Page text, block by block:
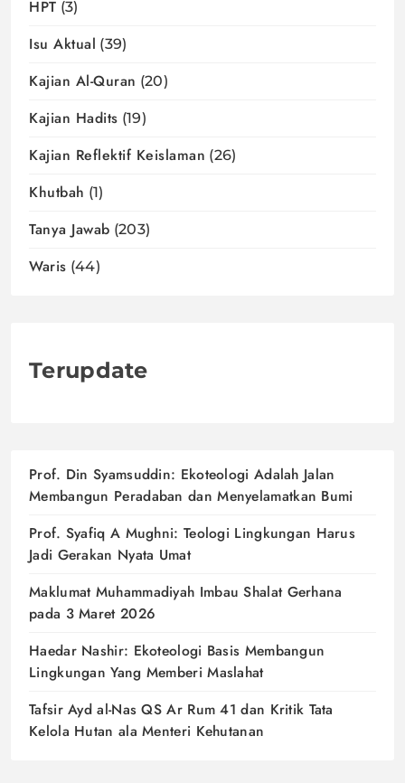
HPT (3)
Isu Aktual (39)
Kajian Al-Quran (20)
Kajian Hadits (19)
Kajian Reflektif Keislaman (26)
Khutbah (1)
Tanya Jawab (203)
Waris (44)
Terupdate
Prof. Din Syamsuddin: Ekoteologi Adalah Jalan
Membangun Peradaban dan Menyelamatkan Bumi
Prof. Syafiq A Mughni: Teologi Lingkungan Harus
Jadi Gerakan Nyata Umat
Maklumat Muhammadiyah Imbau Shalat Gerhana
pada 3 Maret 2026
Haedar Nashir: Ekoteologi Basis Membangun
Lingkungan Yang Memberi Maslahat
Tafsir Ayd al-Nas QS Ar Rum 41 dan Kritik Tata
Kelola Hutan ala Menteri Kehutanan